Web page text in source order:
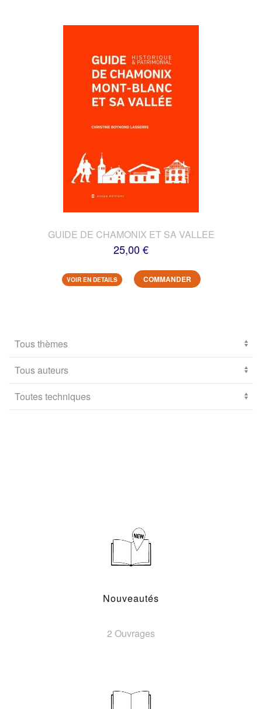
GUIDE DE CHAMONIX ET SA VALLEE
25,00 €
VOIR EN DETAILS COMMANDER
Nouveautés
2 Ouvrages